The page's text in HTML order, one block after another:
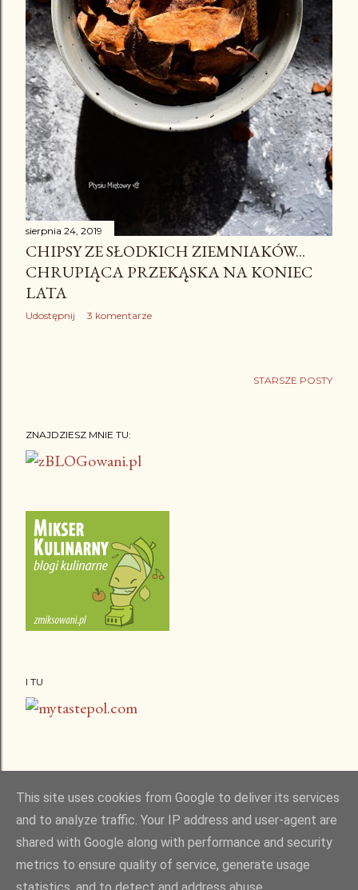
sierpnia 24, 2019
CHIPSY ZE SŁODKICH ZIEMNIAKÓW...
CHRUPIĄCA PRZEKĄSKA NA KONIEC
LATA
Udostępnij 3 komentarze
STARSZE POSTY
ZNAJDZIESZ MNIE TU:
I TU
This site uses cookies from Google to deliver its services
and to analyze traffic. Your IP address and user-agent are
shared with Google along with performance and security
metrics to ensure quality of service, generate usage